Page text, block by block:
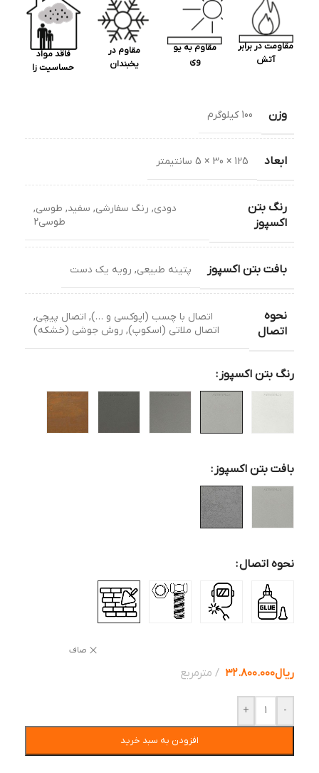
مقاومت در برابر
آتش
مقاوم به یو
وی
مقاوم در
یخبندان
فاقد مواد
حساسیت زا
وزن 100 کیلوگرم
ابعاد 125 × 30 × 5 سانتیمتر
رنگ بتن
اکسپوز
دودی, رنگ سفارشی, سفید, طوسی,
طوسی2
بافت بتن اکسپوز پتینه طبیعی, رویه یک دست
نحوه
اتصال
اتصال با چسب (اپوکسی و …), اتصال پیچی,
اتصال ملاتی (اسکوپ), روش جوشی (خشکه)
رنگ بتن اکسپوز
بافت بتن اکسپوز
نحوه اتصال
صاف
ریال۳۲.۸۰۰.۰۰۰ مترمربع
-
+
افزودن به سبد خرید